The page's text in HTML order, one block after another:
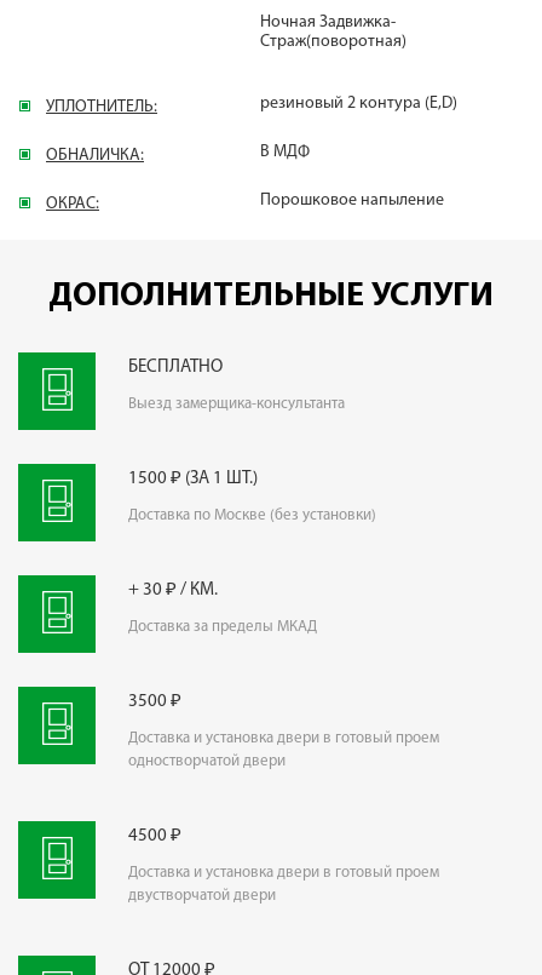
Ночная Задвижка-
Страж(поворотная)
УПЛОТНИТЕЛЬ: резиновый 2 контура (E,D)
ОБНАЛИЧКА: В МДФ
ОКРАС: Порошковое напыление
ДОПОЛНИТЕЛЬНЫЕ УСЛУГИ
БЕСПЛАТНО
Выезд замерщика-консультанта
1500 ₽ (ЗА 1 ШТ.)
Доставка по Москве (без установки)
+ 30 ₽ / КМ.
Доставка за пределы МКАД
3500 ₽
Доставка и установка двери в готовый проем
одностворчатой двери
4500 ₽
Доставка и установка двери в готовый проем
двустворчатой двери
ОТ 12000 ₽